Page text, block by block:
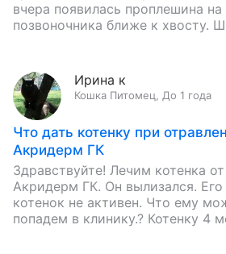
вчера появилась проплешина
позвоночника ближе к хвосту.
Ирина к
Кошка Питомец До 1 года
Что дать котенку при
Акридерм ГК
Здравствуйте! Лечим котенка
Акридерм ГК. Он вылизался.
котенок не активен. Что ему
попадем в клинику.? Котенку 4